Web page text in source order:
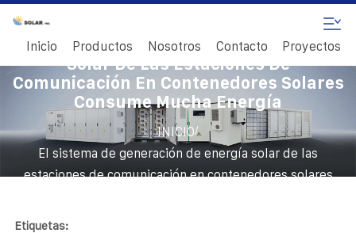
Inicio Productos Nosotros Contacto Proyectos
El Sistema De Generación De Energía
Solar De Las Estaciones De
Comunicación En Contenedores Solares
Consume Mucha Energía
INICIO/
El sistema de generación de energía solar de las
estaciones de comunicación en contenedores solares
Etiquetas: